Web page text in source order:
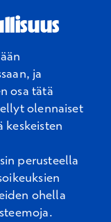
ja
osa tätä
olennaiset
keskeisten
perusteella
ohella